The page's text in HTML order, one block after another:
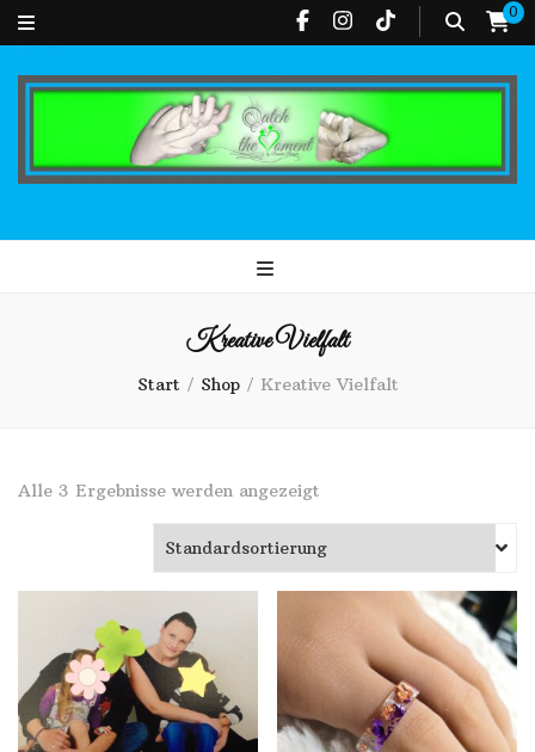
0
Catch the Moment
Kreative Vielfalt
Start / Shop / Kreative Vielfalt
Alle 3 Ergebnisse werden angezeigt